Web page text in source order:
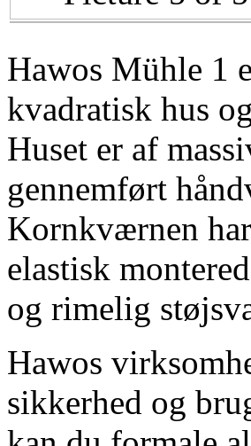
Hawos Mühle 1
kvadratisk hus
Huset er af
gennemført
Kornkværnen
elastisk
og rimelig
Hawos
sikkerhed og